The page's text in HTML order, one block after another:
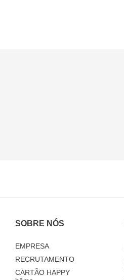
SOBRE NÓS
EMPRESA
RECRUTAMENTO
CARTÃO HAPPY